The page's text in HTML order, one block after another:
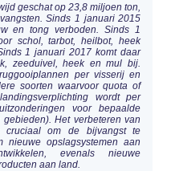
geschat op 23,8 miljoen ton,
Sinds 1 januari 2015
en tong verboden. Sinds 1
schol, tarbot, heilbot, heek
1 januari 2017 komt daar
zeeduivel, heek en mul bij.
per visserij en
soorten waarvoor quota of
wordt per
voor bepaalde
Het verbeteren van
cruciaal om de bijvangst te
opslagsystemen aan
evenals nieuwe
aan land.